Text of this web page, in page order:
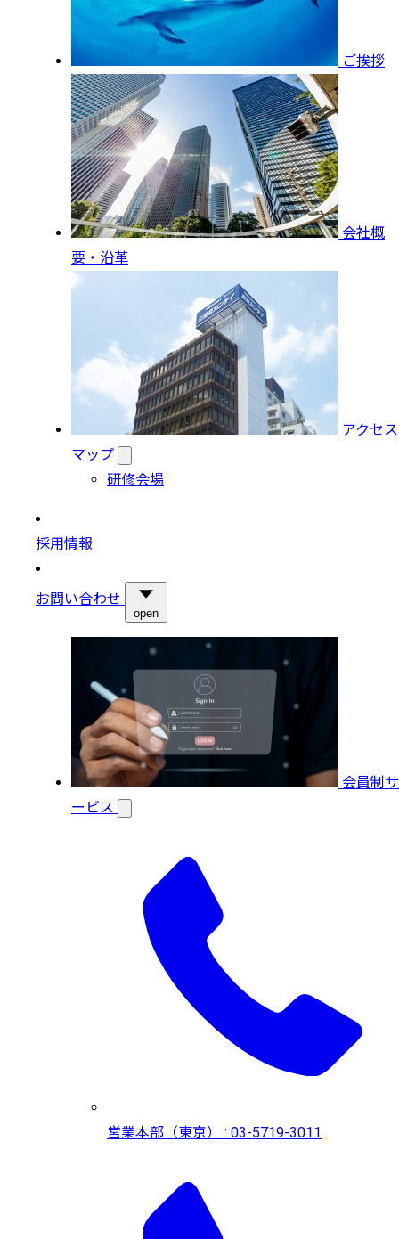
ご挨拶
会社概
要・沿革
アクセス
マップ
研修会場
採用情報
お問い合わせ
open
会員制サ
ービス
営業本部（東京） : 03-5719-3011